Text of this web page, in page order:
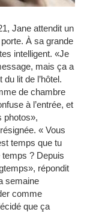
Jane attendit un
À sa grande
intelligent. «Je
mais ça a
lit de l’hôtel.
de chambre
à l’entrée, et
photos»,
« Vous
temps que tu
? Depuis
répondit
semaine
comme
que ça